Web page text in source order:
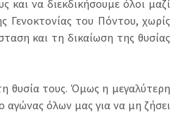
να διεκδικήσουμε όλοι μαζί
Γενοκτονίας του Πόντου, χωρίς
και τη δικαίωση της θυσίας
θυσία τους. Όμως η μεγαλύτερη
αγώνας όλων μας για να μη ζήσει